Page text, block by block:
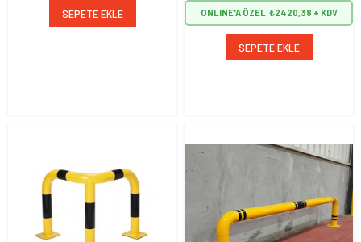
SEPETE EKLE ONLINE'A ÖZEL ₺2420,38
SEPETE EKLE